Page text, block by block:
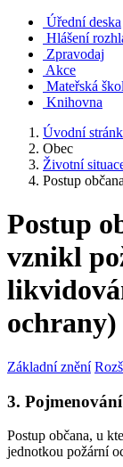
Úřední deska
Hlášení
Zpravodaj
Akce
Mateřská
Knihovna
Úvodní
Obec
Životní
Postup
Postup
vznikl
ochrany)
Základní znění
3.
Postup občana, u
jednotkou požární